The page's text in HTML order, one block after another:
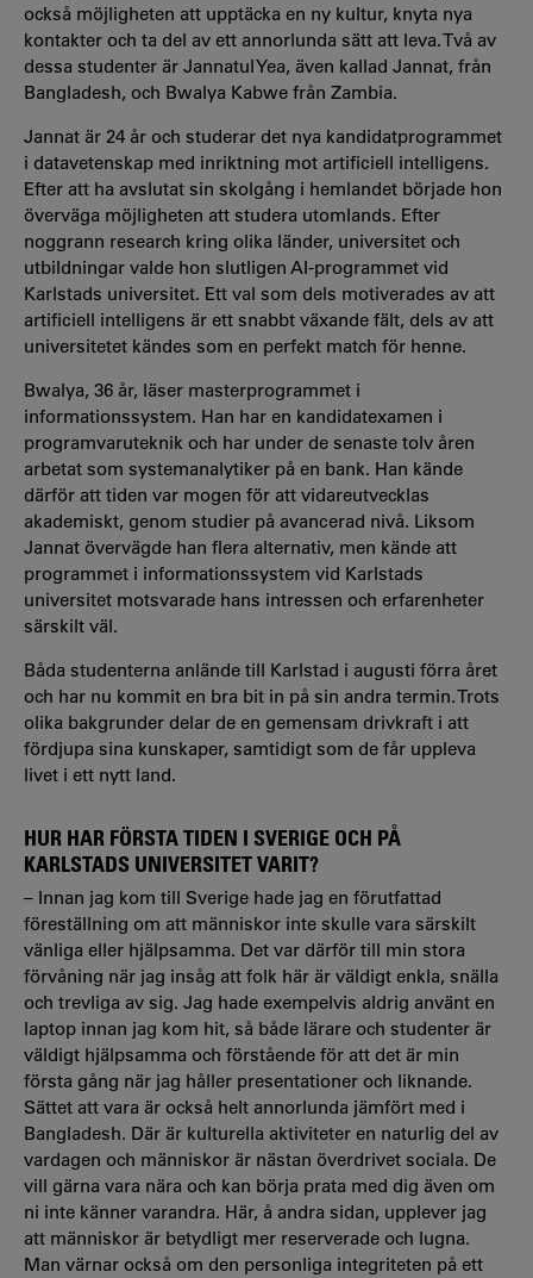
också möjligheten att upptäcka en ny kultur, knyta nya
kontakter och ta del av ett annorlunda sätt att leva. Två av
dessa studenter är Jannatul Yea, även kallad Jannat, från
Bangladesh, och Bwalya Kabwe från Zambia.
Jannat är 24 år och studerar det nya kandidatprogrammet
i datavetenskap med inriktning mot artificiell intelligens.
Efter att ha avslutat sin skolgång i hemlandet började hon
överväga möjligheten att studera utomlands. Efter
noggrann research kring olika länder, universitet och
utbildningar valde hon slutligen AI-programmet vid
Karlstads universitet. Ett val som dels motiverades av att
artificiell intelligens är ett snabbt växande fält, dels av att
universitetet kändes som en perfekt match för henne.
Bwalya, 36 år, läser masterprogrammet i
informationssystem. Han har en kandidatexamen i
programvaruteknik och har under de senaste tolv åren
arbetat som systemanalytiker på en bank. Han kände
därför att tiden var mogen för att vidareutvecklas
akademiskt, genom studier på avancerad nivå. Liksom
Jannat övervägde han flera alternativ, men kände att
programmet i informationssystem vid Karlstads
universitet motsvarade hans intressen och erfarenheter
särskilt väl.
Båda studenterna anlände till Karlstad i augusti förra året
och har nu kommit en bra bit in på sin andra termin. Trots
olika bakgrunder delar de en gemensam drivkraft i att
fördjupa sina kunskaper, samtidigt som de får uppleva
livet i ett nytt land.
HUR HAR FÖRSTA TIDEN I SVERIGE OCH PÅ
KARLSTADS UNIVERSITET VARIT?
– Innan jag kom till Sverige hade jag en förutfattad
föreställning om att människor inte skulle vara särskilt
vänliga eller hjälpsamma. Det var därför till min stora
förvåning när jag insåg att folk här är väldigt enkla, snälla
och trevliga av sig. Jag hade exempelvis aldrig använt en
laptop innan jag kom hit, så både lärare och studenter är
väldigt hjälpsamma och förstående för att det är min
första gång när jag håller presentationer och liknande.
Sättet att vara är också helt annorlunda jämfört med i
Bangladesh. Där är kulturella aktiviteter en naturlig del av
vardagen och människor är nästan överdrivet sociala. De
vill gärna vara nära och kan börja prata med dig även om
ni inte känner varandra. Här, å andra sidan, upplever jag
att människor är betydligt mer reserverade och lugna.
Man värnar också om den personliga integriteten på ett